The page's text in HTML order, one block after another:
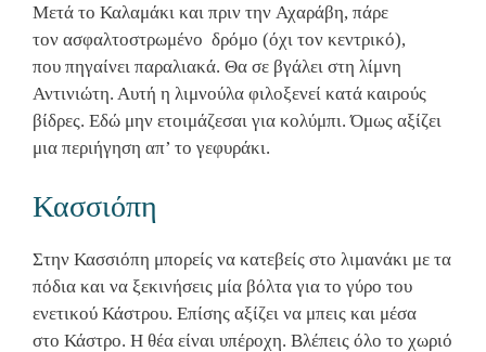
Μετά το Καλαμάκι και πριν την Αχαράβη, πάρε
τον ασφαλτοστρωμένο δρόμο (όχι τον κεντρικό),
που πηγαίνει παραλιακά. Θα σε βγάλει στη λίμνη
Αντινιώτη. Αυτή η λιμνούλα φιλοξενεί κατά καιρούς
βίδρες. Εδώ μην ετοιμάζεσαι για κολύμπι. Όμως αξίζει
μια περιήγηση απ’ το γεφυράκι.
Κασσιόπη
Στην Κασσιόπη μπορείς να κατεβείς στο λιμανάκι με τα
πόδια και να ξεκινήσεις μία βόλτα για το γύρο του
ενετικού Κάστρου. Επίσης αξίζει να μπεις και μέσα
στο Κάστρο. Η θέα είναι υπέροχη. Βλέπεις όλο το χωριό